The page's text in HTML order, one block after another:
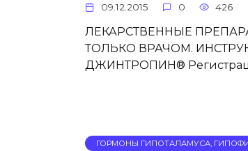
09.12.2015 0 426
ЛЕКАРСТВЕННЫЕ
ТОЛЬКО ВРАЧОМ.
ДЖИНТРОПИН®
ГОРМОНЫ ГИПОТАЛАМУСА,